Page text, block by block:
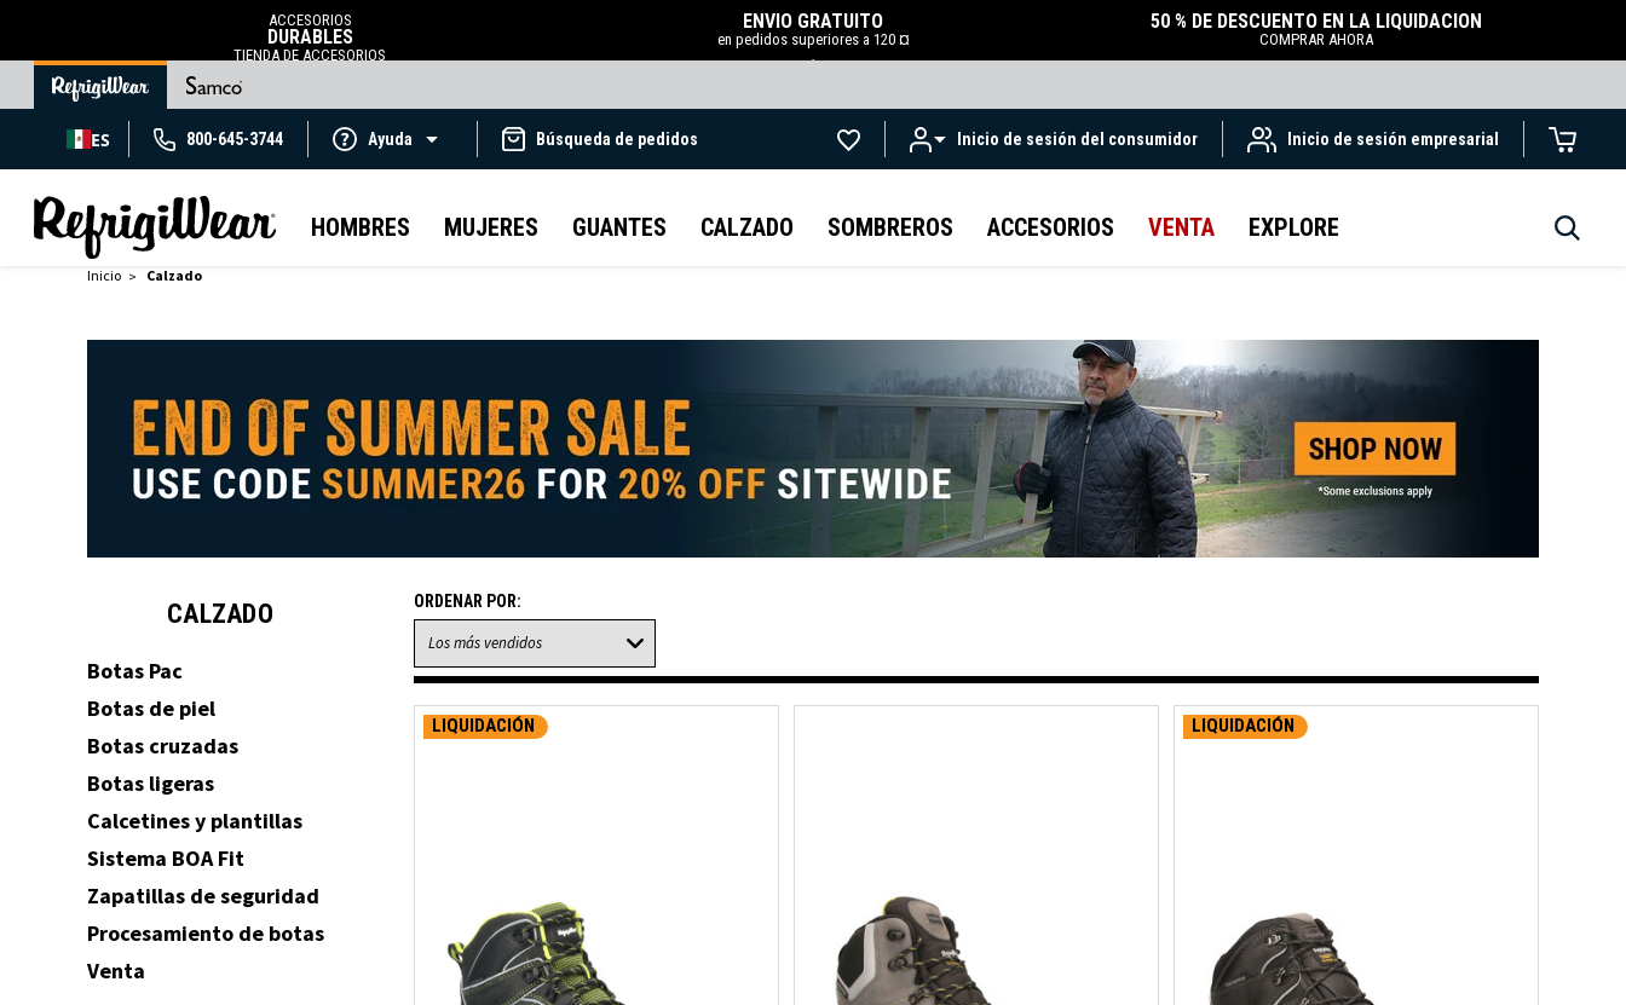
ACCESORIOS
DURABLES
TIENDA DE ACCESORIOS
ENVÍO GRATUITO
en pedidos superiores a 120 ¤
.
50 % DE DESCUENTO EN LA LIQUIDACIÓN
COMPRAR AHORA
ES 800-645-3744 Ayuda Búsqueda de pedidos Inicio de sesión del consumidor Inicio de sesión empresarial
HOMBRES MUJERES GUANTES CALZADO SOMBREROS ACCESORIOS VENTA EXPLORE
Inicio Calzado
CALZADO
Botas Pac
Botas de piel
Botas cruzadas
Botas ligeras
Calcetines y plantillas
Sistema BOA Fit
Zapatillas de seguridad
Procesamiento de botas
Venta
ORDENAR POR:
LIQUIDACIÓN LIQUIDACIÓN